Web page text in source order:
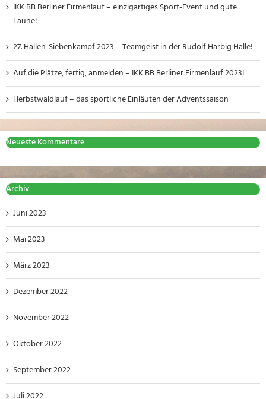
IKK BB Berliner Firmenlauf – einzigartiges Sport-Event und gute
Laune!
27. Hallen-Siebenkampf 2023 – Teamgeist in der Rudolf Harbig Halle!
Auf die Plätze, fertig, anmelden – IKK BB Berliner Firmenlauf 2023!
Herbstwaldlauf – das sportliche Einläuten der Adventssaison
Neueste Kommentare
Archiv
Juni 2023
Mai 2023
März 2023
Dezember 2022
November 2022
Oktober 2022
September 2022
Juli 2022